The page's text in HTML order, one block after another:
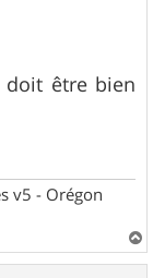
doit être bien
v5 - Orégon
a